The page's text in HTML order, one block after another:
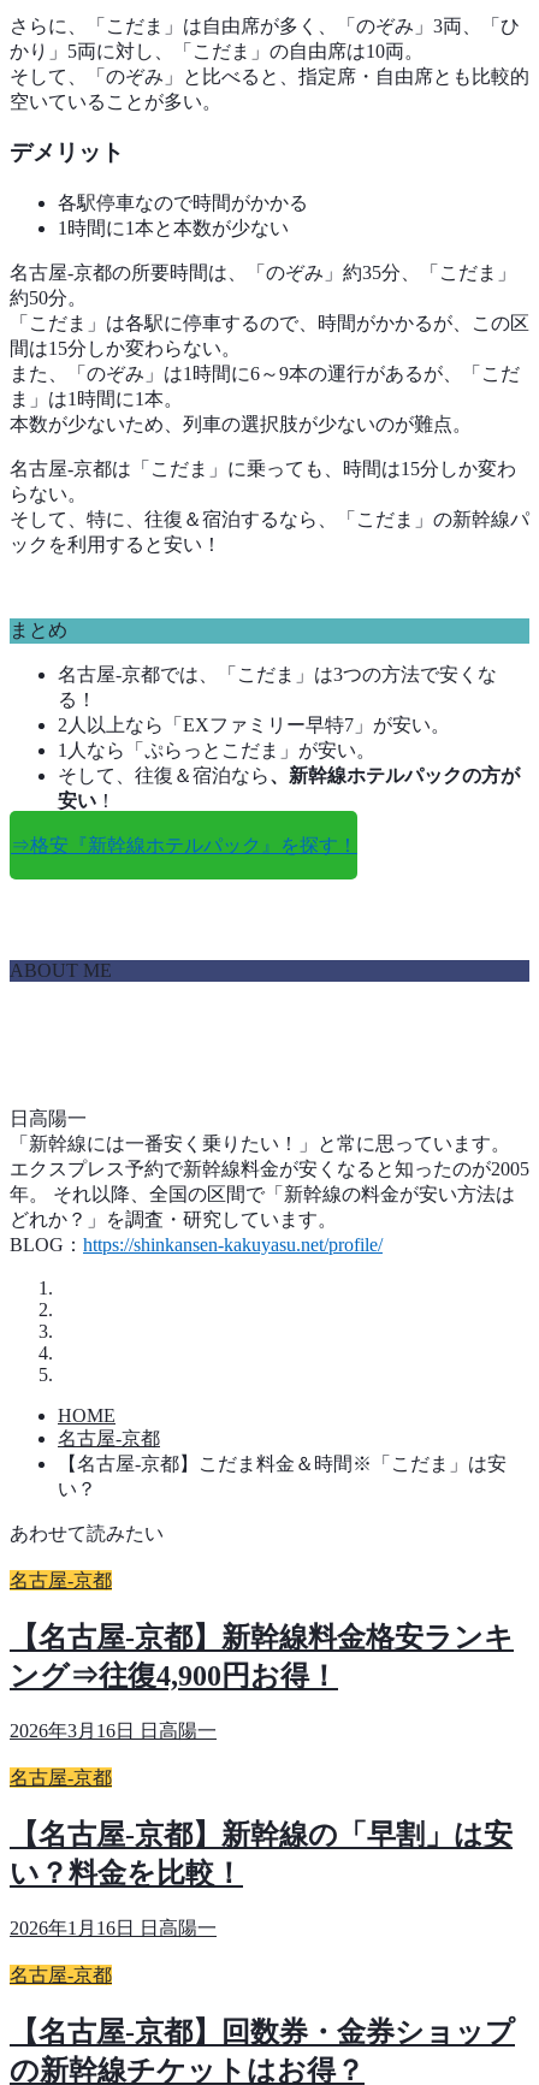
さらに、「こだま」は自由席が多く、「のぞみ」3両、「ひ
かり」5両に対し、「こだま」の自由席は10両。
そして、「のぞみ」と比べると、指定席・自由席とも比較的
空いていることが多い。
デメリット
各駅停車なので時間がかかる
1時間に1本と本数が少ない
名古屋-京都の所要時間は、「のぞみ」約35分、「こだま」
約50分。
「こだま」は各駅に停車するので、時間がかかるが、この区
間は15分しか変わらない。
また、「のぞみ」は1時間に6～9本の運行があるが、「こだ
ま」は1時間に1本。
本数が少ないため、列車の選択肢が少ないのが難点。
名古屋-京都は「こだま」に乗っても、時間は15分しか変わ
らない。
そして、特に、往復＆宿泊するなら、「こだま」の新幹線パ
ックを利用すると安い！
まとめ
名古屋-京都では、「こだま」は3つの方法で安くな
る！
2人以上なら「EXファミリー早特7」が安い。
1人なら「ぷらっとこだま」が安い。
そして、往復＆宿泊なら、新幹線ホテルパックの方が
安い ！
⇒格安『新幹線ホテルパック』を探す！
ABOUT ME
日高陽一
「新幹線には一番安く乗りたい！」と常に思っています。
エクスプレス予約で新幹線料金が安くなると知ったのが2005
年。 それ以降、全国の区間で「新幹線の料金が安い方法は
どれか？」を調査・研究しています。
BLOG： https://shinkansen-kakuyasu.net/profile/
HOME
名古屋-京都
【名古屋-京都】こだま料金＆時間※「こだま」は安
い？
あわせて読みたい
名古屋-京都
【名古屋-京都】新幹線料金格安ランキ
ング⇒往復4,900円お得！
2026年3月16日 日高陽一
名古屋-京都
【名古屋-京都】新幹線の「早割」は安
い？料金を比較！
2026年1月16日 日高陽一
名古屋-京都
【名古屋-京都】回数券・金券ショップ
の新幹線チケットはお得？